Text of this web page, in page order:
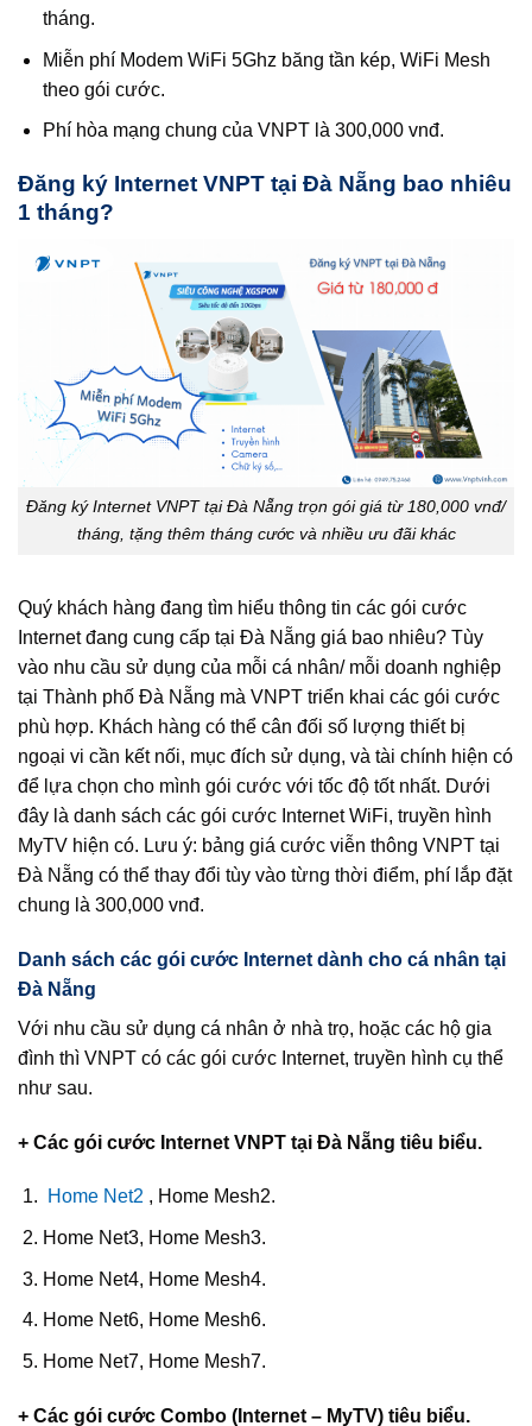
tháng.
Miễn phí Modem WiFi 5Ghz băng tần kép, WiFi Mesh
theo gói cước.
Phí hòa mạng chung của VNPT là 300,000 vnđ.
Đăng ký Internet VNPT tại Đà Nẵng bao nhiêu
1 tháng?
Đăng ký Internet VNPT tại Đà Nẵng trọn gói giá từ 180,000 vnđ/
tháng, tặng thêm tháng cước và nhiều ưu đãi khác
Quý khách hàng đang tìm hiểu thông tin các gói cước
Internet đang cung cấp tại Đà Nẵng giá bao nhiêu? Tùy
vào nhu cầu sử dụng của mỗi cá nhân/ mỗi doanh nghiệp
tại Thành phố Đà Nẵng mà VNPT triển khai các gói cước
phù hợp. Khách hàng có thể cân đối số lượng thiết bị
ngoại vi cần kết nối, mục đích sử dụng, và tài chính hiện có
để lựa chọn cho mình gói cước với tốc độ tốt nhất. Dưới
đây là danh sách các gói cước Internet WiFi, truyền hình
MyTV hiện có. Lưu ý: bảng giá cước viễn thông VNPT tại
Đà Nẵng có thể thay đổi tùy vào từng thời điểm, phí lắp đặt
chung là 300,000 vnđ.
Danh sách các gói cước Internet dành cho cá nhân tại
Đà Nẵng
Với nhu cầu sử dụng cá nhân ở nhà trọ, hoặc các hộ gia
đình thì VNPT có các gói cước Internet, truyền hình cụ thể
như sau.
+ Các gói cước Internet VNPT tại Đà Nẵng tiêu biểu.
Home Net2 , Home Mesh2.
Home Net3, Home Mesh3.
Home Net4, Home Mesh4.
Home Net6, Home Mesh6.
Home Net7, Home Mesh7.
+ Các gói cước Combo (Internet – MyTV) tiêu biểu.